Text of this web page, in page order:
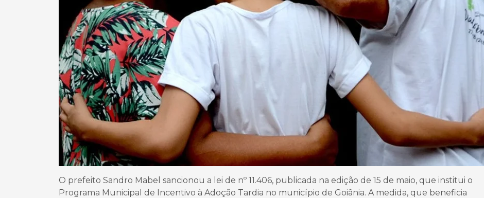
O prefeito Sandro Mabel sancionou a lei de nº 11.406, publicada na edição de 15 de maio, que institui o
Programa Municipal de Incentivo à Adoção Tardia no município de Goiânia. A medida, que beneficia